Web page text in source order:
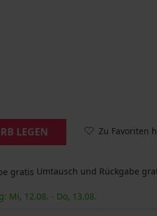
LEGEN Zu Favoriten
Umtausch und Rückgabe
Mi, 12.08. - Do, 13.08.